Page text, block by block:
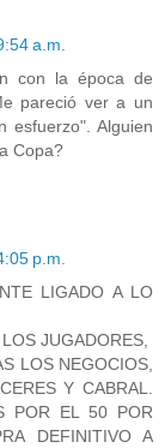
a.m.
con la época de
pareció ver a un
esfuerzo". Alguien
Copa?
p.m.
LIGADO A LO
JUGADORES,
LOS NEGOCIOS,
Y CABRAL.
POR EL 50 POR
DEFINITIVO A